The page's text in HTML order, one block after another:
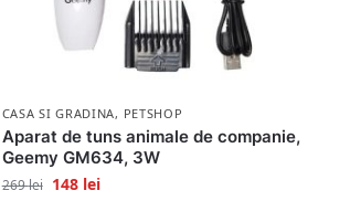
CASA SI GRADINA, PETSHOP
Aparat de tuns animale de companie,
Geemy GM634, 3W
269lei 148 lei